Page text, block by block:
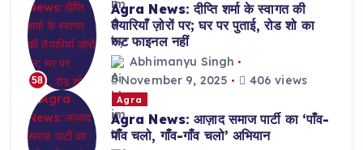
58
Agra News: दीप्ति शर्मा के स्वागत की
तैयारियाँ ज़ोरों पर; घर पर पुताई, रोड शो का
रूट फाइनल नहीं
Abhimanyu Singh
November 9, 2025
406 views
Agra
Agra News: आज़ाद समाज पार्टी का ‘पाँव-
पाँव चलो, गाँव-गाँव चलो’ अभियान